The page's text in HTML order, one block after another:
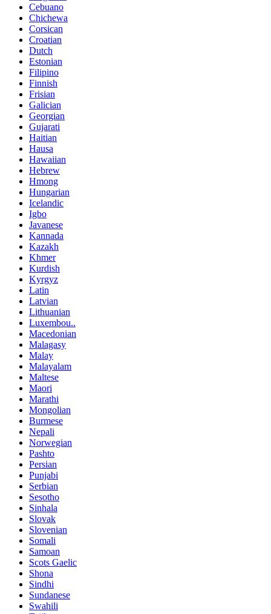
Cebuano
Chichewa
Corsican
Croatian
Dutch
Estonian
Filipino
Finnish
Frisian
Galician
Georgian
Gujarati
Haitian
Hausa
Hawaiian
Hebrew
Hmong
Hungarian
Icelandic
Igbo
Javanese
Kannada
Kazakh
Khmer
Kurdish
Kyrgyz
Latin
Latvian
Lithuanian
Luxembou..
Macedonian
Malagasy
Malay
Malayalam
Maltese
Maori
Marathi
Mongolian
Burmese
Nepali
Norwegian
Pashto
Persian
Punjabi
Serbian
Sesotho
Sinhala
Slovak
Slovenian
Somali
Samoan
Scots Gaelic
Shona
Sindhi
Sundanese
Swahili